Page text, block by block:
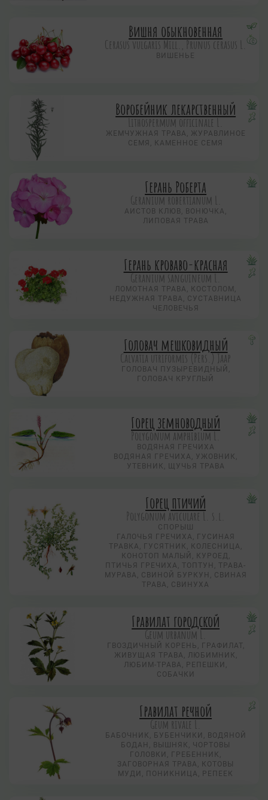
Вишня обыкновенная
Cerasus vulgaris Mill., Prunus cerasus L.
ВИШЕНЬЕ
Воробейник лекарственный
Lithospermum officinale L.
ЖЕМЧУЖНАЯ ТРАВА, ЖУРАВЛИНОЕ
СЕМЯ, КАМЕННОЕ СЕМЯ
Герань Роберта
Geranium robertianum L.
АИСТОВ КЛЮВ, ВОНЮЧКА,
ЛИПОВАЯ ТРАВА
Герань кроваво-красная
Geranium sanguineum L.
ЛОМОТНАЯ ТРАВА, КОСТОЛОМ,
НЕДУЖНАЯ ТРАВА, СУСТАВНИЦА
ЧЕЛОВЕЧЬЯ
Головач мешковидный
Calvatia utriformis (Pers.) Jaap
ГОЛОВАЧ ПУЗЫРЕВИДНЫЙ,
ГОЛОВАЧ КРУГЛЫЙ
Горец земноводный
Polygonum amphibium L.
ВОДЯНАЯ ГРЕЧИХА
ВОДЯНАЯ ГРЕЧИХА, УЖОВНИК,
УТЕВНИК, ЩУЧЬЯ ТРАВА
Горец птичий
Polygonum aviculare L. s.l.
СПОРЫШ
ГАЛОЧЬЯ ГРЕЧИХА, ГУСИНАЯ
ТРАВКА, ГУСЯТНИК, КОЛЕСНИЦА,
КОНОТОП МАЛЫЙ, КУРОЕД,
ПТИЧЬЯ ГРЕЧИХА, ТОПТУН, ТРАВА-
МУРАВА, СВИНОЙ БУРКУН, СВИНАЯ
ТРАВА, СВИНУХА
Гравилат городской
Geum urbanum L.
ГВОЗДИЧНЫЙ КОРЕНЬ, ГРАФИЛАТ,
ЖИВУЩАЯ ТРАВА, ЛЮБИМНИК,
ЛЮБИМ-ТРАВА, РЕПЕШКИ,
СОБАЧКИ
Гравилат речной
Geum rivale L.
БАБОЧНИК, БУБЕНЧИКИ, ВОДЯНОЙ
БОДАН, ВЫШНЯК, ЧОРТОВЫ
ГОЛОВКИ, ГРЕБЕННИК,
ЗАГОВОРНАЯ ТРАВА, КОТОВЫ
МУДИ, ПОНИКНИЦА, РЕПЕЕК